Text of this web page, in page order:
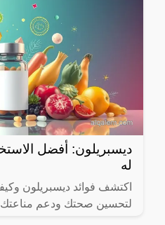
ديسبريلون: أفضل
له
اكتشف فوائد ديسبريلون
لتحسين صحتك ودعم